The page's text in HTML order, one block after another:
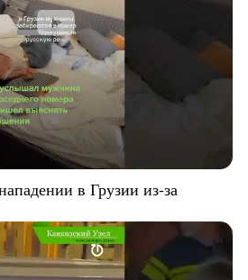
в Грузии из-за